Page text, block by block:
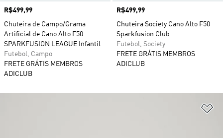
Preço
R$499,99
Chuteira de Campo/Grama
Artificial de Cano Alto F50
SPARKFUSION LEAGUE Infantil
Futebol, Campo
FRETE GRÁTIS MEMBROS
ADICLUB
Preço
R$499,99
Chuteira Society Cano Alto F50
Sparkfusion Club
Futebol, Society
FRETE GRÁTIS MEMBROS
ADICLUB